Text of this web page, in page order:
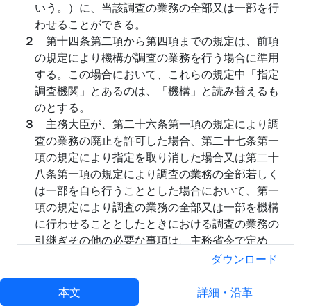
いう。）に、当該調査の業務の全部又は一部を行
わせることができる。
２ 第十四条第二項から第四項までの規定は、前項
の規定により機構が調査の業務を行う場合に準用
する。この場合において、これらの規定中「指定
調査機関」とあるのは、「機構」と読み替えるも
のとする。
３ 主務大臣が、第二十六条第一項の規定により調
査の業務の廃止を許可した場合、第二十七条第一
項の規定により指定を取り消した場合又は第二十
八条第一項の規定により調査の業務の全部若しく
は一部を自ら行うこととした場合において、第一
項の規定により調査の業務の全部又は一部を機構
に行わせることとしたときにおける調査の業務の
引継ぎその他の必要な事項は、主務省令で定め
全部若しくは一部を機構に行わせることとすると
ダウンロード
本文 詳細・沿革